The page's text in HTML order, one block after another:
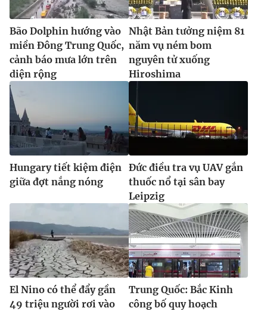
Bão Dolphin hướng vào
miền Đông Trung Quốc,
cảnh báo mưa lớn trên
diện rộng
Nhật Bản tưởng niệm 81
năm vụ ném bom
nguyên tử xuống
Hiroshima
Hungary tiết kiệm điện
giữa đợt nắng nóng
Đức điều tra vụ UAV gắn
thuốc nổ tại sân bay
Leipzig
El Nino có thể đẩy gần
49 triệu người rơi vào
Trung Quốc: Bắc Kinh
công bố quy hoạch